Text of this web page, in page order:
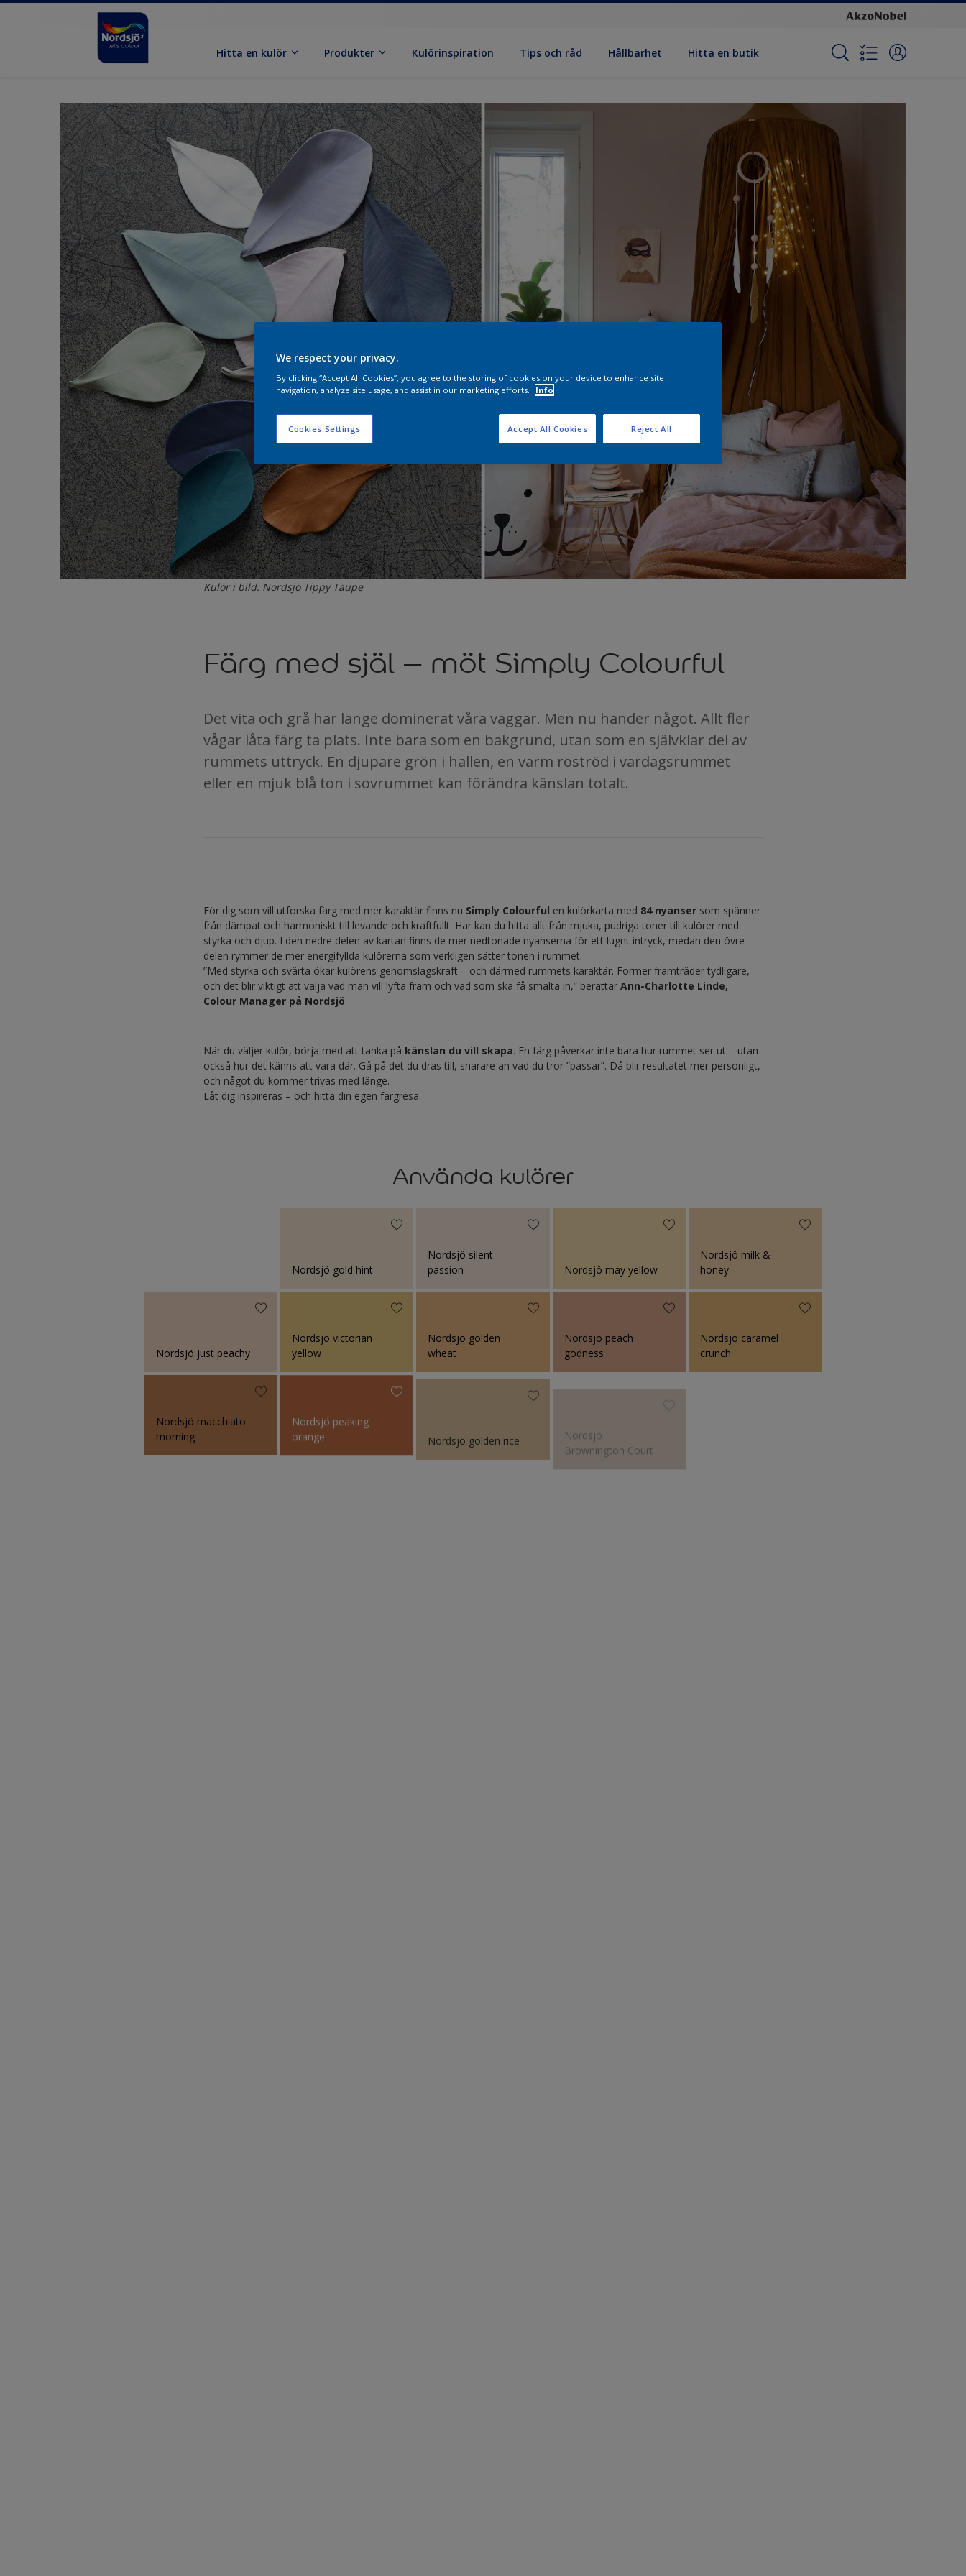
Hitta en kulör Produkter Kulörinspiration Tips och råd Hållbarhet Hitta en butik
Kulör i bild: Nordsjö Tippy Taupe
Färg med själ – möt Simply Colourful
Det vita och grå har länge dominerat våra väggar. Men nu händer något. Allt fler
vågar låta färg ta plats. Inte bara som en bakgrund, utan som en självklar del av
rummets uttryck. En djupare grön i hallen, en varm roströd i vardagsrummet
eller en mjuk blå ton i sovrummet kan förändra känslan totalt.
För dig som vill utforska färg med mer karaktär finns nu Simply Colourful en kulörkarta med 84 nyanser som spänner
från dämpat och harmoniskt till levande och kraftfullt. Här kan du hitta allt från mjuka, pudriga toner till kulörer med
styrka och djup. I den nedre delen av kartan finns de mer nedtonade nyanserna för ett lugnt intryck, medan den övre
delen rymmer de mer energifyllda kulörerna som verkligen sätter tonen i rummet.
”Med styrka och svärta ökar kulörens genomslagskraft – och därmed rummets karaktär. Former framträder tydligare,
och det blir viktigt att välja vad man vill lyfta fram och vad som ska få smälta in,” berättarAnn-Charlotte Linde,
Colour Manager på Nordsjö
När du väljer kulör, börja med att tänka på känslan du vill skapa. En färg påverkar inte bara hur rummet ser ut – utan
också hur det känns att vara där. Gå på det du dras till, snarare än vad du tror ”passar”. Då blir resultatet mer personligt,
och något du kommer trivas med länge.
Låt dig inspireras – och hitta din egen färgresa.
Använda kulörer
Nordsjö gold hint
Nordsjö silent
passion
Nordsjö may yellow
Nordsjö milk &
honey
Nordsjö just peachy
Nordsjö victorian
yellow
Nordsjö golden
wheat
Nordsjö peach
godness
Nordsjö caramel
crunch
Nordsjö macchiato
morning
Nordsjö peaking
orange
Nordsjö golden rice
Brownington Court
We respect your privacy.
By clicking “Accept All Cookies”, you agree to the storing of cookies on your device to enhance site
navigation, analyze site usage, and assist in our marketing efforts.
Info
Cookies Settings Reject All
Accept All Cookies